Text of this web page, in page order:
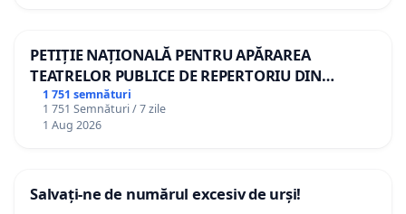
PETIȚIE NAȚIONALĂ PENTRU APĂRAREA
TEATRELOR PUBLICE DE REPERTORIU DIN
ROMÂNIA
1 751 semnături
1 751 Semnături / 7 zile
1 Aug 2026
Salvați-ne de numărul excesiv de urși!